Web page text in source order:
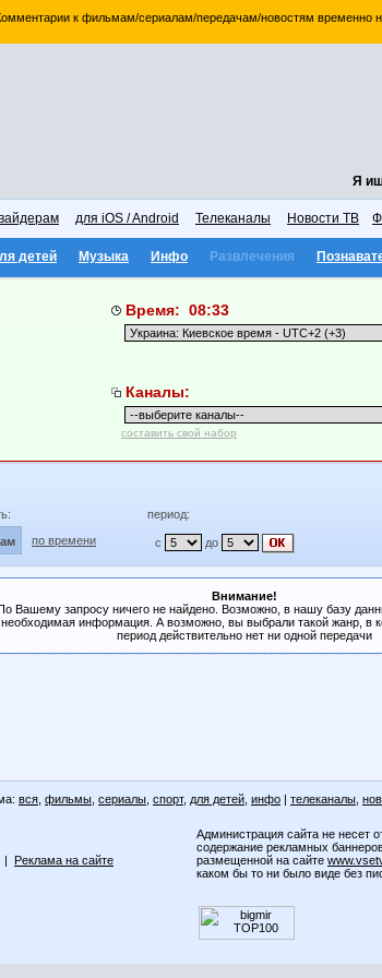
к фильмам/сериалам/передачам/новостям временно
Я
для iOS / Android Телеканалы Новости ТВ
детей Музыка Инфо Развлечения
Время: 08:33
Каналы:
составить свой набор
по времени
период:
с до
Внимание!
Вашему запросу ничего не найдено. Возможно, в нашу базу
необходимая информация. А возможно, вы выбрали такой жанр, в
период действительно нет ни одной передачи
вся фильмы сериалы спорт, для детей инфо | телеканалы
| Реклама на сайте
Администрация сайта не несет
содержание рекламных
размещенной на сайте
каком бы то ни было виде без